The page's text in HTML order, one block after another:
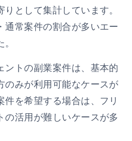
として集計しています。
通常案件の割合が多いエー
ントの副業案件は、基本的
のみが利用可能なケースが
件を希望する場合は、フリ
の活用が難しいケースが多